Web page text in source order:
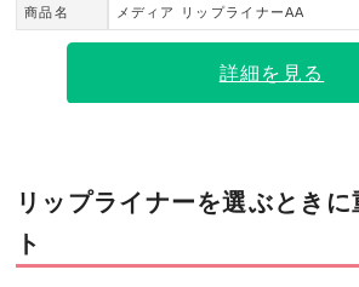
商品名 メディア リップライナーAA
詳細を見る
リップライナーを選ぶときに
ト